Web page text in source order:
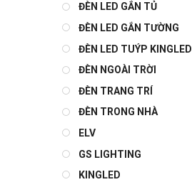
ĐÈN LED GẮN TỦ
ĐÈN LED GẮN TƯỜNG
ĐÈN LED TUÝP KINGLED
ĐÈN NGOÀI TRỜI
ĐÈN TRANG TRÍ
ĐÈN TRONG NHÀ
ELV
GS LIGHTING
KINGLED